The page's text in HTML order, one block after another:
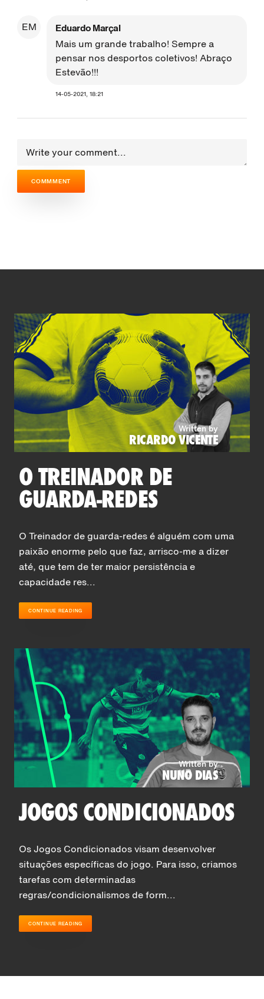
EM
Eduardo Marçal
Mais um grande trabalho! Sempre a
pensar nos desportos coletivos! Abraço
Estevão!!!
14-05-2021, 18:21
Written by
RICARDO VICENTE
O TREINADOR DE
GUARDA-REDES
O Treinador de guarda-redes é alguém com uma
paixão enorme pelo que faz, arrisco-me a dizer
até, que tem de ter maior persistência e
capacidade res...
CONTINUE READING
Written by
NUNO DIAS
JOGOS CONDICIONADOS
Os Jogos Condicionados visam desenvolver
situações específicas do jogo. Para isso, criamos
tarefas com determinadas
regras/condicionalismos de form...
CONTINUE READING